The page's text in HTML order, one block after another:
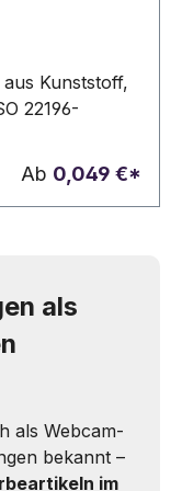
Kunststoff,
22196-
Ab 0,049 €*
als
als Webcam-
bekannt –
im